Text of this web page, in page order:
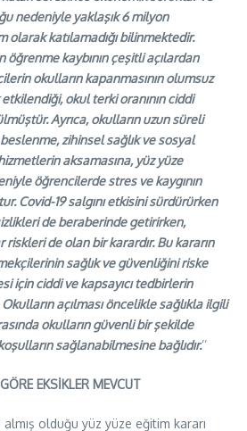
nedeniyle yaklaşık 6 milyon
olarak katılamadığı bilinmektedir.
kaybının çeşitli açılardan
okulların kapanmasının olumsuz
okul terki oranının ciddi
Ayrıca, okulların uzun süreli
beslenme, zihinsel sağlık ve sosyal
aksamasına, yüz yüze
öğrencilerde stres ve kaygının
Covid-19 salgını etkisini sürdürürken
de beraberinde getirirken,
riskleri de olan bir karardır. Bu kararın
sağlık ve güvenliğini riske
için ciddi ve kapsayıcı tedbirlerin
açılması öncelikle sağlıkla ilgili
okulların güvenli bir şekilde
sağlanabilmesine bağlıdır.’’
EKSİKLER MEVCUT
almış olduğu yüz yüze eğitim kararı